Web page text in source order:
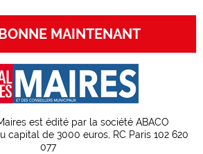
MAINTENANT
est édité par la société ABACO
capital de 3000 euros, RC Paris 102 620
077